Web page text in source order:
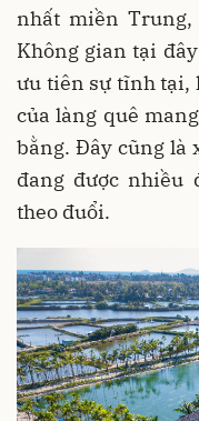
nhất miền
Không gian tại
ưu tiên sự tĩnh tại,
của làng quê
bằng. Đây cũng là
đang được
theo đuổi.